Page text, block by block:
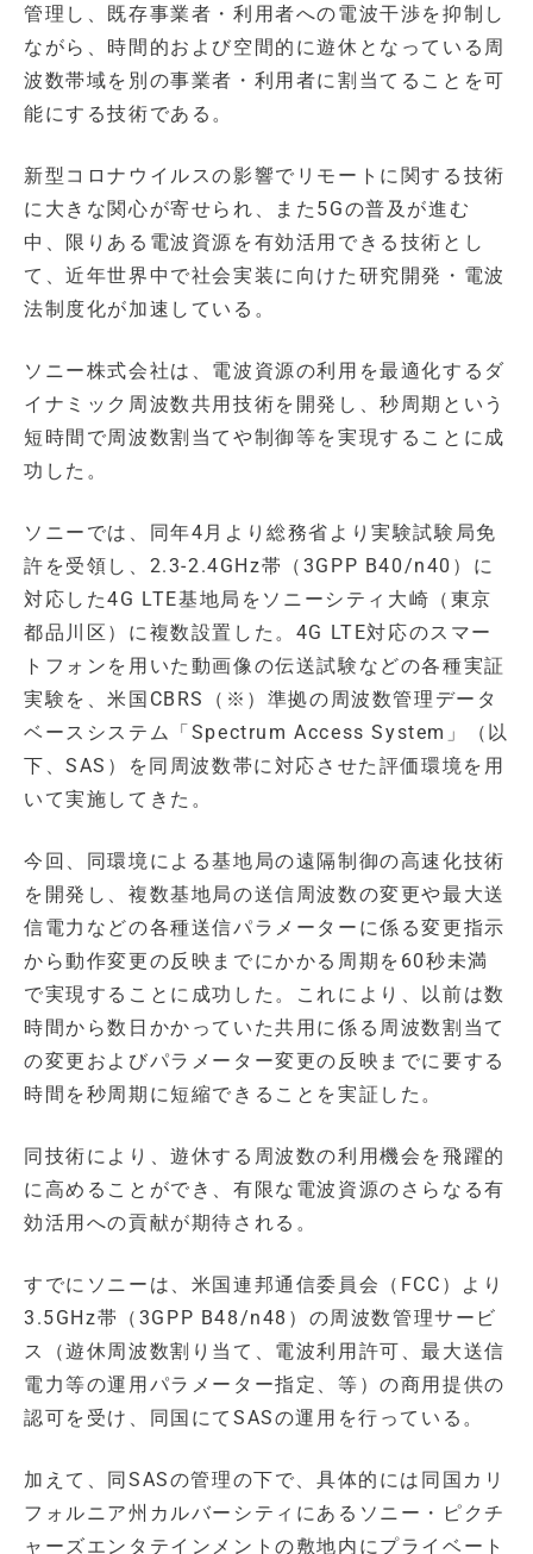
管理し、既存事業者・利用者への電波干渉を抑制し
ながら、時間的および空間的に遊休となっている周
波数帯域を別の事業者・利用者に割当てることを可
能にする技術である。
新型コロナウイルスの影響でリモートに関する技術
に大きな関心が寄せられ、また5Gの普及が進む
中、限りある電波資源を有効活用できる技術とし
て、近年世界中で社会実装に向けた研究開発・電波
法制度化が加速している。
ソニー株式会社は、電波資源の利用を最適化するダ
イナミック周波数共用技術を開発し、秒周期という
短時間で周波数割当てや制御等を実現することに成
功した。
ソニーでは、同年4月より総務省より実験試験局免
許を受領し、2.3-2.4GHz帯（3GPP B40/n40）に
対応した4G LTE基地局をソニーシティ大崎（東京
都品川区）に複数設置した。4G LTE対応のスマー
トフォンを用いた動画像の伝送試験などの各種実証
実験を、米国CBRS（※）準拠の周波数管理データ
ベースシステム「Spectrum Access System」（以
下、SAS）を同周波数帯に対応させた評価環境を用
いて実施してきた。
今回、同環境による基地局の遠隔制御の高速化技術
を開発し、複数基地局の送信周波数の変更や最大送
信電力などの各種送信パラメーターに係る変更指示
から動作変更の反映までにかかる周期を60秒未満
で実現することに成功した。これにより、以前は数
時間から数日かかっていた共用に係る周波数割当て
の変更およびパラメーター変更の反映までに要する
時間を秒周期に短縮できることを実証した。
同技術により、遊休する周波数の利用機会を飛躍的
に高めることができ、有限な電波資源のさらなる有
効活用への貢献が期待される。
すでにソニーは、米国連邦通信委員会（FCC）より
3.5GHz帯（3GPP B48/n48）の周波数管理サービ
ス（遊休周波数割り当て、電波利用許可、最大送信
電力等の運用パラメーター指定、等）の商用提供の
認可を受け、同国にてSASの運用を行っている。
加えて、同SASの管理の下で、具体的には同国カリ
フォルニア州カルバーシティにあるソニー・ピクチ
ャーズエンタテインメントの敷地内にプライベート